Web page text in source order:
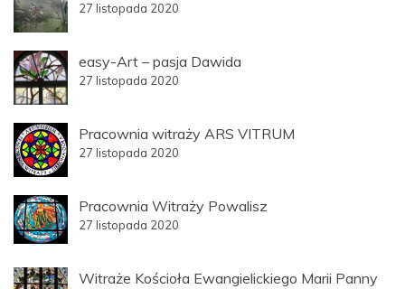
27 listopada 2020
easy-Art – pasja Dawida
27 listopada 2020
Pracownia witraży ARS VITRUM
27 listopada 2020
Pracownia Witraży Powalisz
27 listopada 2020
Witraże Kościoła Ewangielickiego Marii Panny